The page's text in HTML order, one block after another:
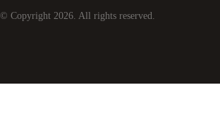
© Copyright 2026 . All rights reserved.